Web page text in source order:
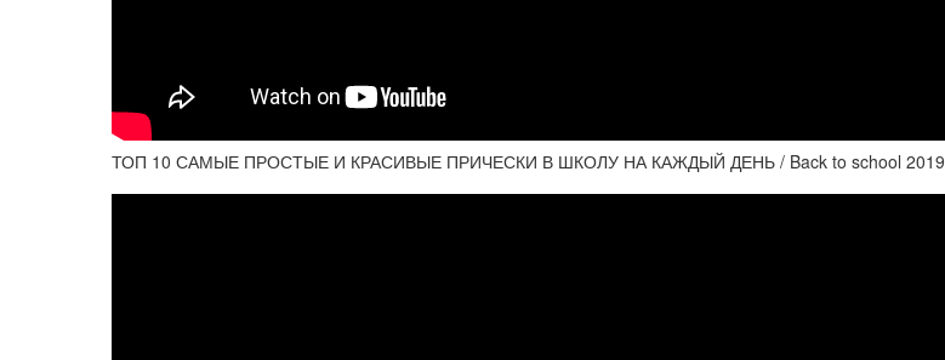
ТОП 10 САМЫЕ ПРОСТЫЕ И КРАСИВЫЕ ПРИЧЕСКИ В ШКОЛУ НА КАЖДЫЙ ДЕНЬ / Back to school 2019